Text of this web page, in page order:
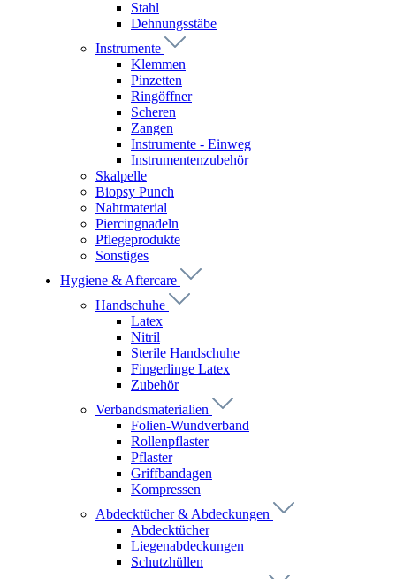
Stahl
Dehnungsstäbe
Instrumente
Klemmen
Pinzetten
Ringöffner
Scheren
Zangen
Instrumente - Einweg
Instrumentenzubehör
Skalpelle
Biopsy Punch
Nahtmaterial
Piercingnadeln
Pflegeprodukte
Sonstiges
Hygiene & Aftercare
Handschuhe
Latex
Nitril
Sterile Handschuhe
Fingerlinge Latex
Zubehör
Verbandsmaterialien
Folien-Wundverband
Rollenpflaster
Pflaster
Griffbandagen
Kompressen
Abdecktücher & Abdeckungen
Abdecktücher
Liegenabdeckungen
Schutzhüllen